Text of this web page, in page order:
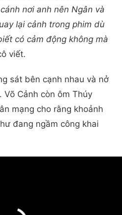
nơi anh nên Ngân và
lại cảnh trong phim dù
có cảm động không mà
viết.
sát bên cạnh nhau và nở
Cảnh còn ôm Thúy
mạng cho rằng khoảnh
đang ngầm công khai